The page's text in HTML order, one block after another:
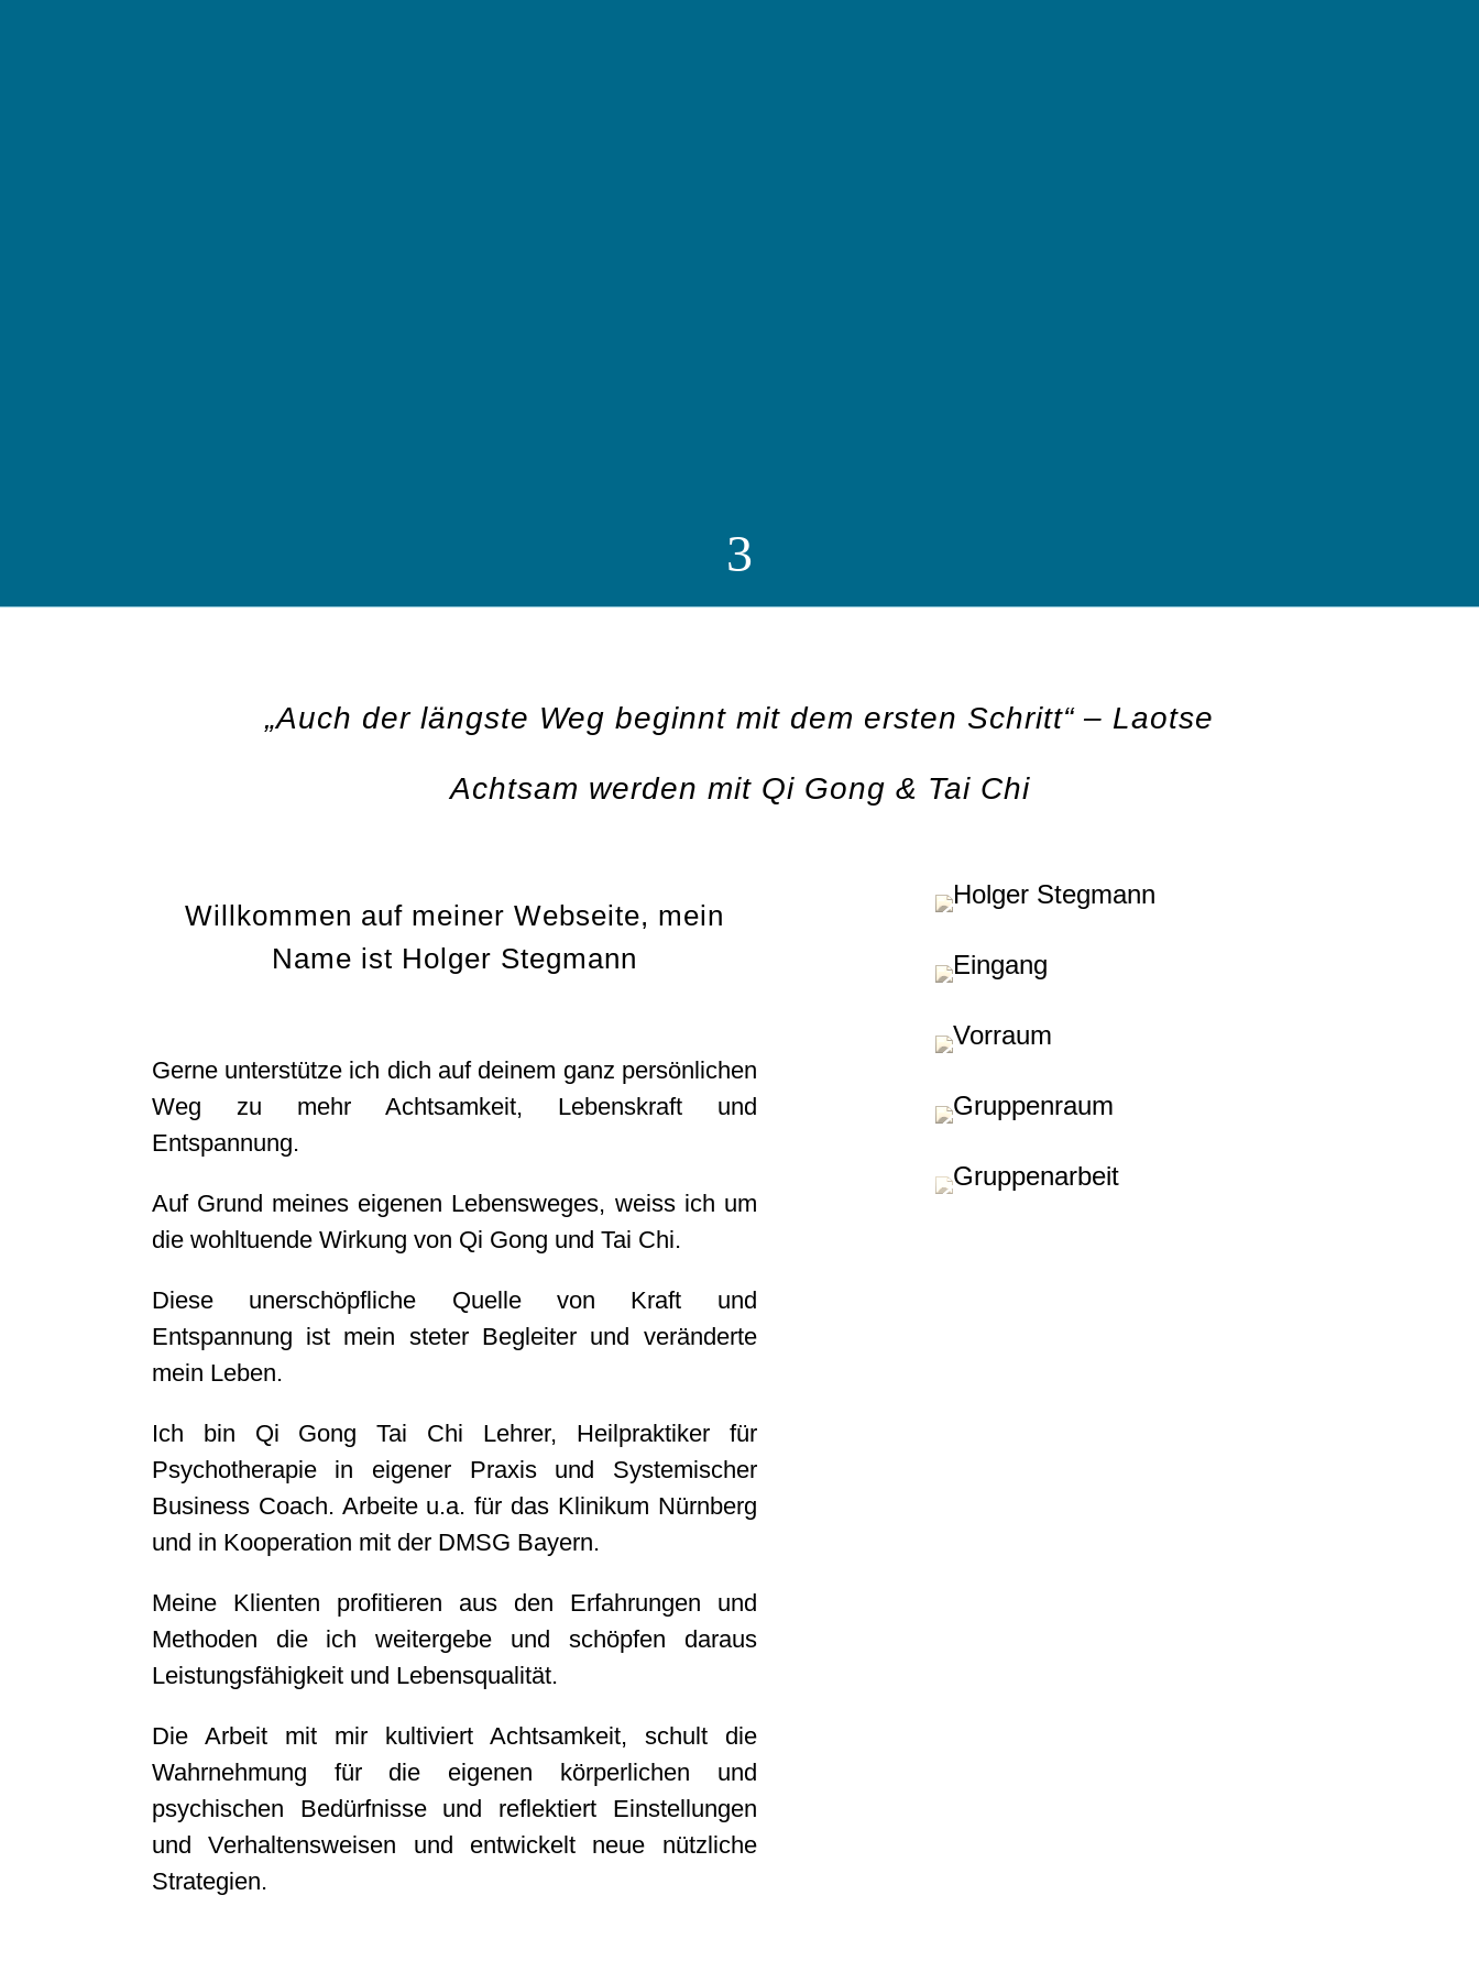
3
„Auch der längste Weg beginnt mit dem ersten Schritt“ – Laotse
Achtsam werden mit Qi Gong & Tai Chi
Willkommen auf meiner Webseite, mein
Name ist Holger Stegmann
Gerne unterstütze ich dich auf deinem ganz persönlichen
Weg zu mehr Achtsamkeit, Lebenskraft und
Entspannung.
Auf Grund meines eigenen Lebensweges, weiss ich um
die wohltuende Wirkung von Qi Gong und Tai Chi.
Diese unerschöpfliche Quelle von Kraft und
Entspannung ist mein steter Begleiter und veränderte
mein Leben.
Ich bin Qi Gong Tai Chi Lehrer, Heilpraktiker für
Psychotherapie in eigener Praxis und Systemischer
Business Coach. Arbeite u.a. für das Klinikum Nürnberg
und in Kooperation mit der DMSG Bayern.
Meine Klienten profitieren aus den Erfahrungen und
Methoden die ich weitergebe und schöpfen daraus
Leistungsfähigkeit und Lebensqualität.
Die Arbeit mit mir kultiviert Achtsamkeit, schult die
Wahrnehmung für die eigenen körperlichen und
psychischen Bedürfnisse und reflektiert Einstellungen
und Verhaltensweisen und entwickelt neue nützliche
Strategien.